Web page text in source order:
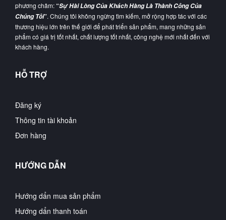
phương châm:“Sự Hài Lòng Của Khách Hàng Là Thành Công Của
Chúng Tôi”. Chúng tôi không ngừng tìm kiếm, mở rộng hợp tác với các
thương hiệu lớn trên thế giới để phát triển sản phẩm, mang những sản
phẩm có giá trị tốt nhất, chất lượng tốt nhất, công nghệ mới nhất đến với
khách hàng.
HỖ TRỢ
Đăng ký
Thông tin tài khoản
Đơn hàng
HƯỚNG DẪN
Hướng dẩn mua sản phẩm
Hướng dẩn thanh toán